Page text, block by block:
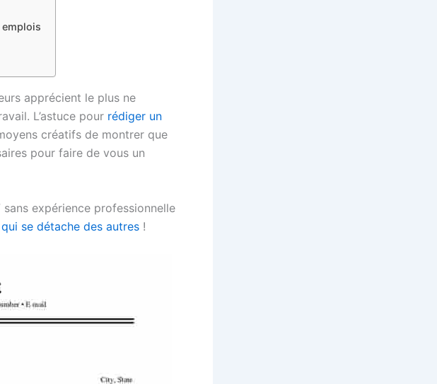
apprécient le plus ne
L’astuce pour rédiger un
créatifs de montrer que
pour faire de vous un
expérience professionnelle
se détache des autres !